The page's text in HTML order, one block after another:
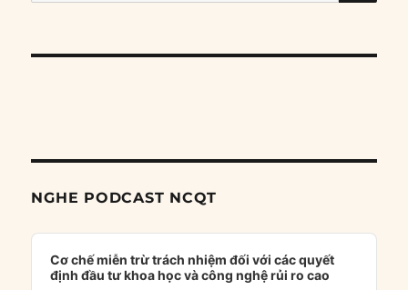
NGHE PODCAST NCQT
Audio
Player
Cơ chế miễn trừ trách nhiệm đối với các quyết
định đầu tư khoa học và công nghệ rủi ro cao